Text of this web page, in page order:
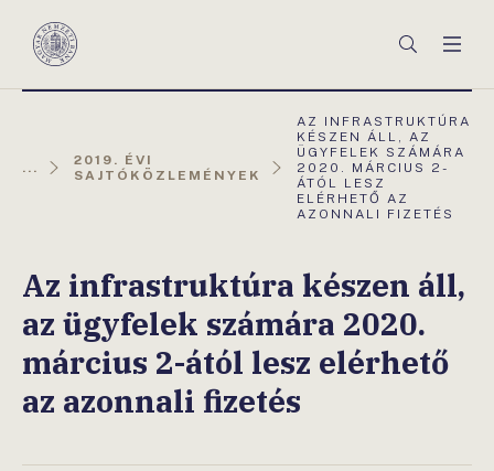
Magyar
Keresés
...
2019. ÉVI
SAJTÓKÖZLEMÉNYEK
AKTUÁLIS
OLDAL:
AZ INFRASTRUKTÚRA
KÉSZEN ÁLL, AZ
ÜGYFELEK SZÁMÁRA
2020. MÁRCIUS 2-
ÁTÓL LESZ
ELÉRHETŐ AZ
AZONNALI FIZETÉS
Az infrastruktúra készen áll,
az ügyfelek számára 2020.
március 2-ától lesz elérhető
az azonnali fizetés